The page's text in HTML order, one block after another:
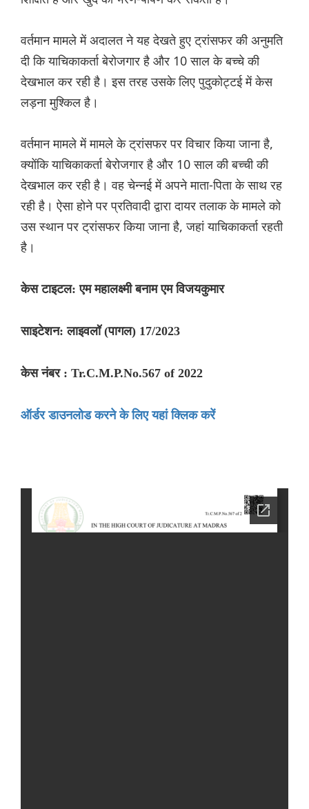
वर्तमान मामले में अदालत ने यह देखते हुए ट्रांसफर की अनुमति
दी कि याचिकाकर्ता बेरोजगार है और 10 साल के बच्चे की
देखभाल कर रही है। इस तरह उसके लिए पुदुकोट्टई में केस
लड़ना मुश्किल है।
वर्तमान मामले में मामले के ट्रांसफर पर विचार किया जाना है,
क्योंकि याचिकाकर्ता बेरोजगार है और 10 साल की बच्ची की
देखभाल कर रही है। वह चेन्नई में अपने माता-पिता के साथ रह
रही है। ऐसा होने पर प्रतिवादी द्वारा दायर तलाक के मामले को
उस स्थान पर ट्रांसफर किया जाना है, जहां याचिकाकर्ता रहती
है।
केस टाइटल: एम महालक्ष्मी बनाम एम विजयकुमार
साइटेशन: लाइवलॉ (पागल) 17/2023
केस नंबर : Tr.C.M.P.No.567 of 2022
ऑर्डर डाउनलोड करने के लिए यहां क्लिक करें